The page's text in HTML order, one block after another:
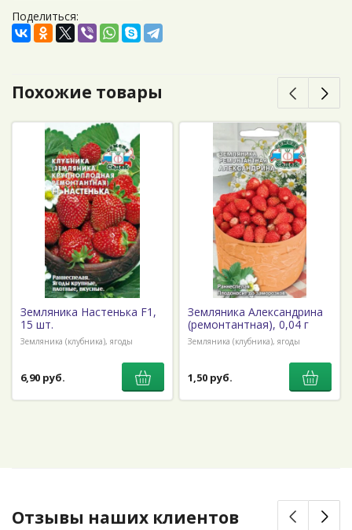
Поделиться:
Похожие товары
Земляника Настенька F1,
15 шт.
Земляника (клубника), ягоды
6,90 руб.
Земляника Александрина
(ремонтантная), 0,04 г
Земляника (клубника), ягоды
1,50 руб.
Отзывы наших клиентов